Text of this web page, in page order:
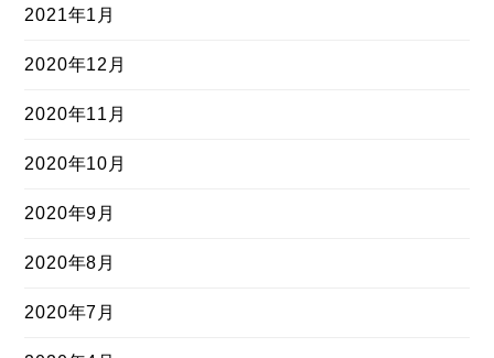
2021年1月
2020年12月
2020年11月
2020年10月
2020年9月
2020年8月
2020年7月